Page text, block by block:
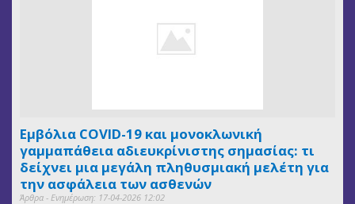
Εμβόλια COVID-19 και μονοκλωνική
γαμμαπάθεια αδιευκρίνιστης σημασίας: τι
δείχνει μια μεγάλη πληθυσμιακή μελέτη για
την ασφάλεια των ασθενών
Άρθρα - Ενημέρωση: 17-04-2026 12:02